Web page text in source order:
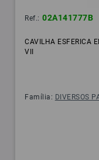
Ref.: 02A141777B
CAVILHA ESFERICA
VII
Família: DIVERSOS